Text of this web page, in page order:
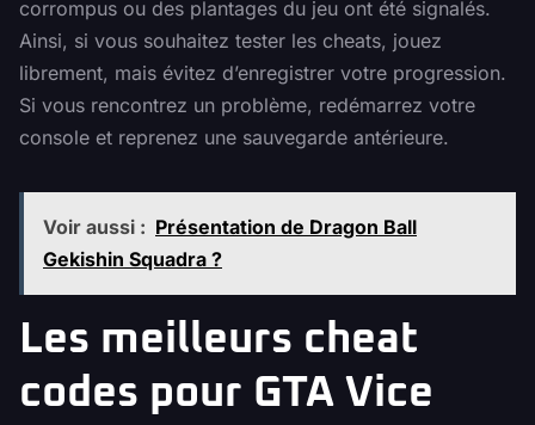
corrompus ou des plantages du jeu ont été signalés.
Ainsi, si vous souhaitez tester les cheats, jouez
librement, mais évitez d’enregistrer votre progression.
Si vous rencontrez un problème, redémarrez votre
console et reprenez une sauvegarde antérieure.
Voir aussi : Présentation de Dragon Ball
Gekishin Squadra ?
Les meilleurs cheat
codes pour GTA Vice